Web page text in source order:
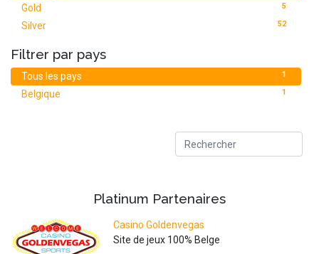
5
Gold
52
Silver
Filtrer par pays
1
Tous les pays
1
Belgique
Platinum Partenaires
Casino Goldenvegas
Site de jeux 100% Belge